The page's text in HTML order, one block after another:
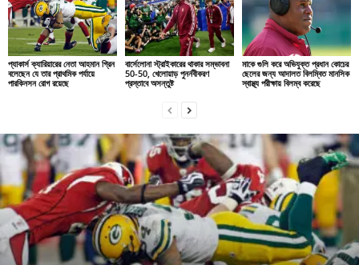
প্যাকার্স ক্যারিয়ারের নেতা আহমান গ্রিন
বলেছেন যে তার প্রাথমিক পর্যায়ে
পারকিনসন রোগ রয়েছে
বার্সেলোনা স্ট্রাইকারের থাকার সম্ভাবনা
50-50, খেলোয়াড় পুনর্নবীকরণ
প্রস্তাবে অসন্তুষ্ট
মাকে গুলি করে অভিযুক্ত প্রধান কোচের
ছেলের জন্য আদালত বিলম্বিত মানসিক
স্বাস্থ্য পরীক্ষায় বিলম্ব করেছে